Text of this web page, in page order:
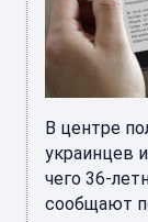
В центре
украинцев
чего 36-
сообщают